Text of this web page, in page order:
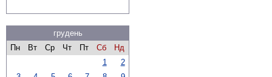
грудень
Пн
Вт Ср Чт Пт Сб
Нд
1
2